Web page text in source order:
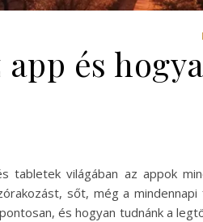
app és
tabletek világában az appok
sőt, még a
és hogyan tudnánk a